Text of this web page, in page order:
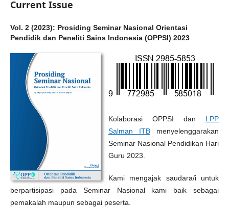
Current Issue
Vol. 2 (2023): Prosiding Seminar Nasional Orientasi
Pendidik dan Peneliti Sains Indonesia (OPPSI) 2023
Kolaborasi OPPSI dan LPP
Salman ITBmenyelenggarakan
Seminar Nasional Pendidikan Hari
Guru 2023.
Kami mengajak saudara/i untuk
berpartisipasi pada Seminar Nasional kami baik sebagai
pemakalah maupun sebagai peserta.